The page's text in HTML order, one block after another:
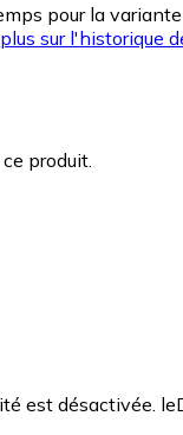
pour la
sur l'historique
produit.
est désactivée.